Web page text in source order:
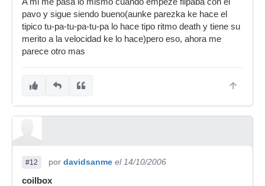
pavo y sigue siendo bueno(aunke parezka ke hace el
tipico tu-pa-tu-pa-tu-pa lo hace tipo ritmo death y tiene su
merito a la velocidad ke lo hace)pero eso, ahora me
parece otro mas
#12 por davidsanme el 14/10/2006
coilbox